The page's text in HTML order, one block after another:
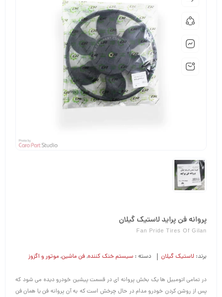
پروانه فن پراید لاستیک گیلان
Fan Pride Tires Of Gilan
برند: لاستیک گیلان دسته : سیستم خنک کننده, فن ماشین,موتور و اگزوز
در تمامی اتومبیل ها یک بخش پروانه ای در قسمت پیشین خودرو دیده می شود که
پس از روشن کردن خودرو مدام در حال چرخش است که به آن پروانه فن یا همان فن